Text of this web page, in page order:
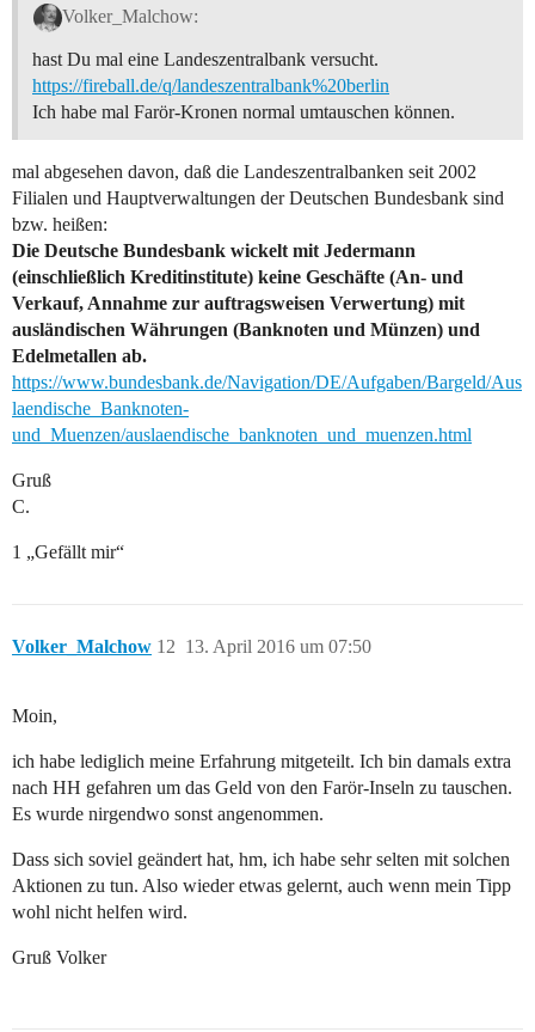
Volker_Malchow:
hast Du mal eine Landeszentralbank versucht.
https://fireball.de/q/landeszentralbank%20berlin
Ich habe mal Farör-Kronen normal umtauschen können.
mal abgesehen davon, daß die Landeszentralbanken seit 2002
Filialen und Hauptverwaltungen der Deutschen Bundesbank sind
bzw. heißen:
Die Deutsche Bundesbank wickelt mit Jedermann
(einschließlich Kreditinstitute) keine Geschäfte (An- und
Verkauf, Annahme zur auftragsweisen Verwertung) mit
ausländischen Währungen (Banknoten und Münzen) und
Edelmetallen ab.
https://www.bundesbank.de/Navigation/DE/Aufgaben/Bargeld/Aus
laendische_Banknoten-
und_Muenzen/auslaendische_banknoten_und_muenzen.html
Gruß
C.
1 „Gefällt mir“
Volker_Malchow 13. April 2016 um 07:50
12
Moin,
ich habe lediglich meine Erfahrung mitgeteilt. Ich bin damals extra
nach HH gefahren um das Geld von den Farör-Inseln zu tauschen.
Es wurde nirgendwo sonst angenommen.
Dass sich soviel geändert hat, hm, ich habe sehr selten mit solchen
Aktionen zu tun. Also wieder etwas gelernt, auch wenn mein Tipp
wohl nicht helfen wird.
Gruß Volker